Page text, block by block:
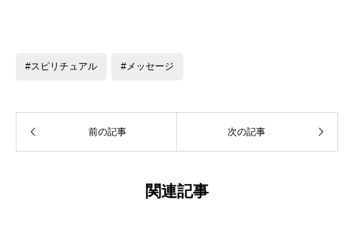
#スピリチュアル #メッセージ
前の記事 次の記事
関連記事